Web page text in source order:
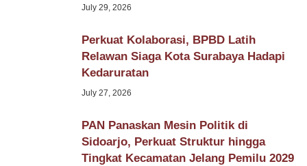
July 29, 2026
Perkuat Kolaborasi, BPBD Latih
Relawan Siaga Kota Surabaya Hadapi
Kedaruratan
July 27, 2026
PAN Panaskan Mesin Politik di
Sidoarjo, Perkuat Struktur hingga
Tingkat Kecamatan Jelang Pemilu 2029